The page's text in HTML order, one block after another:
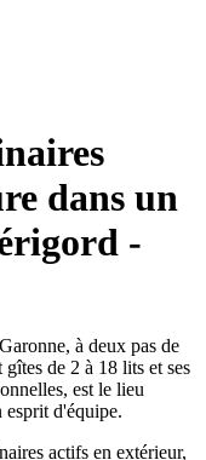
dans un
-
à deux pas de
de 2 à 18 lits et ses
est le lieu
esprit d'équipe.
actifs en extérieur,